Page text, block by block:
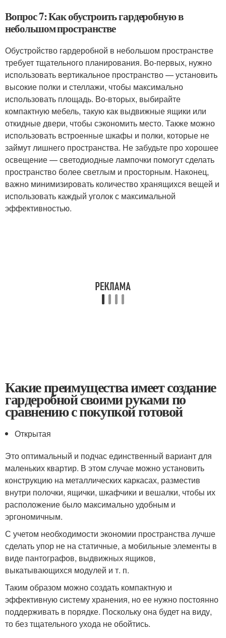
Вопрос 7: Как обустроить гардеробную в
небольшом пространстве
Обустройство гардеробной в небольшом пространстве
требует тщательного планирования. Во-первых, нужно
использовать вертикальное пространство — установить
высокие полки и стеллажи, чтобы максимально
использовать площадь. Во-вторых, выбирайте
компактную мебель, такую как выдвижные ящики или
откидные двери, чтобы сэкономить место. Также можно
использовать встроенные шкафы и полки, которые не
займут лишнего пространства. Не забудьте про хорошее
освещение — светодиодные лампочки помогут сделать
пространство более светлым и просторным. Наконец,
важно минимизировать количество хранящихся вещей и
использовать каждый уголок с максимальной
эффективностью.
Какие преимущества имеет создание
гардеробной своими руками по
сравнению с покупкой готовой
Открытая
Это оптимальный и подчас единственный вариант для
маленьких квартир. В этом случае можно установить
конструкцию на металлических каркасах, разместив
внутри полочки, ящички, шкафчики и вешалки, чтобы их
расположение было максимально удобным и
эргономичным.
С учетом необходимости экономии пространства лучше
сделать упор не на статичные, а мобильные элементы в
виде пантографов, выдвижных ящиков,
выкатывающихся модулей и т. п.
Таким образом можно создать компактную и
эффективную систему хранения, но ее нужно постоянно
поддерживать в порядке. Поскольку она будет на виду,
то без тщательного ухода не обойтись.